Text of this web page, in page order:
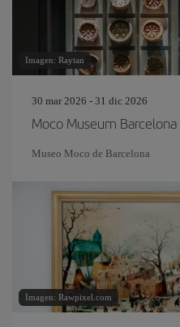
Imagen: Raytan
30 mar 2026 - 31 dic 2026
Moco Museum Barcelona
Museo Moco de Barcelona
Imagen: Rawpixel.com